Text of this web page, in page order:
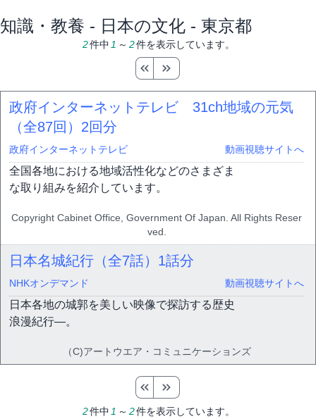
知識・教養 - 日本の文化 - 東京都
2件中 1 ～ 2件を表示しています。
政府インターネットテレビ 31ch地域の元気
（全87回） 2回分
政府インターネットテレビ 動画視聴サイトへ
全国各地における地域活性化などのさまざま
な取り組みを紹介しています。
Copyright Cabinet Office, Government Of Japan. All Rights Reser
ved.
日本名城紀行（全7話） 1話分
NHKオンデマンド 動画視聴サイトへ
日本各地の城郭を美しい映像で探訪する歴史
浪漫紀行―。
（C)アートウエア・コミュニケーションズ
2件中 1 ～ 2件を表示しています。